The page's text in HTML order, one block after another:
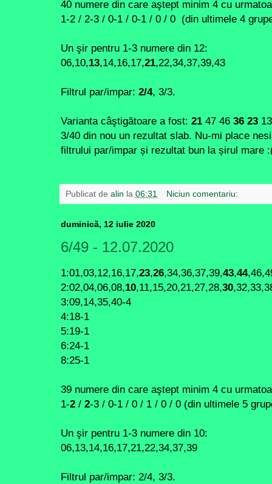
40 numere din care aştept minim 4 cu
1-2 / 2-3 / 0-1 / 0-1 / 0 / 0 (din ultimele 4
Un şir pentru 1-3 numere din 12:
06,10,13,14,16,17,21,22,34,37,39,43
Filtrul par/impar: 2/4, 3/3.
Varianta câştigătoare a fost: 21 47 46 36 23
3/40 din nou un rezultat slab. Nu-mi place
filtrului par/impar și rezultat bun la șirul mare
Publicat de alin la 06:31 Niciun comentariu:
duminică, 12 iulie 2020
6/49 - 12.07.2020
1:01,03,12,16,17,23,26,34,36,37,39,43,44
2:02,04,06,08,10,11,15,20,21,27,28,30
3:09,14,35,40-4
4:18-1
5:19-1
6:24-1
8:25-1
39 numere din care aştept minim 4 cu
1-2 / 2-3 / 0-1 / 0 / 1 / 0 / 0 (din ultimele 5
Un şir pentru 1-3 numere din 10:
06,13,14,16,17,21,22,34,37,39
Filtrul par/impar: 2/4, 3/3.